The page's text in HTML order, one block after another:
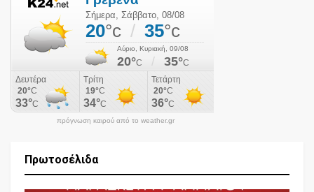
πρόγνωση καιρού από το weather.gr
Πρωτοσέλιδα